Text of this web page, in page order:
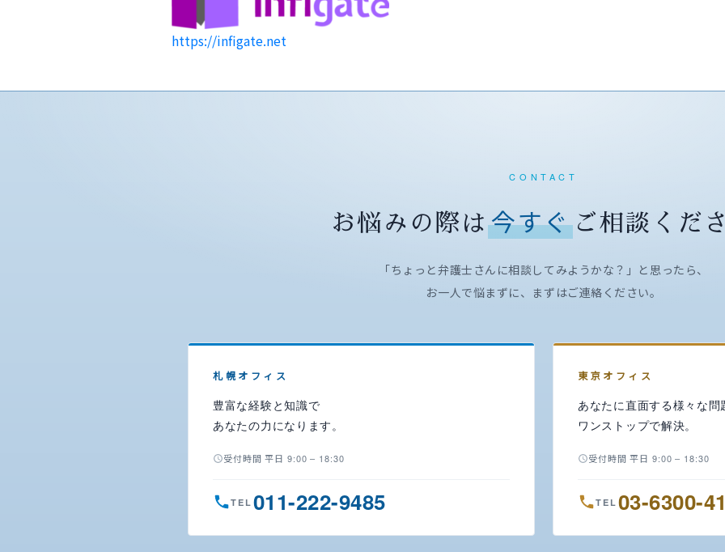
https://infigate.net
CONTACT
お悩みの際は今すぐ ご相談くだ
「ちょっと弁護士さんに相談してみようかな？」と思ったら、
お一人で悩まずに、まずはご連絡ください。
札幌オフィス
豊富な経験と知識で
あなたの力になります。
受付時間 平日 9:00 – 18:30
TEL 011-222-9485
東京オフィス
あなたに直面する様々な問
ワンストップで解決。
受付時間 平日 9:00 – 18:30
TEL 03-6300-